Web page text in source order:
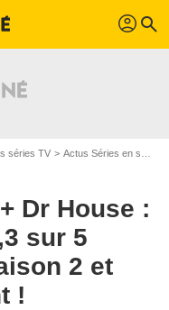
profil search
séries TV Actus Séries en streaming
Dr House :
sur 5
2 et
!